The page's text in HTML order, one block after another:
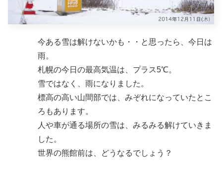
今ある雪は解けないかも・・と思ったら、今日は
雨。
札幌の今日の最高気温は、プラス5℃。
雪ではなく、雨になりました。
標高の高い山間部では、みぞれになっていたとこ
ろもあります。
人や車が通る場所の雪は、みるみる解けていきま
した。
世界の熊館前は、どうなるでしょう？